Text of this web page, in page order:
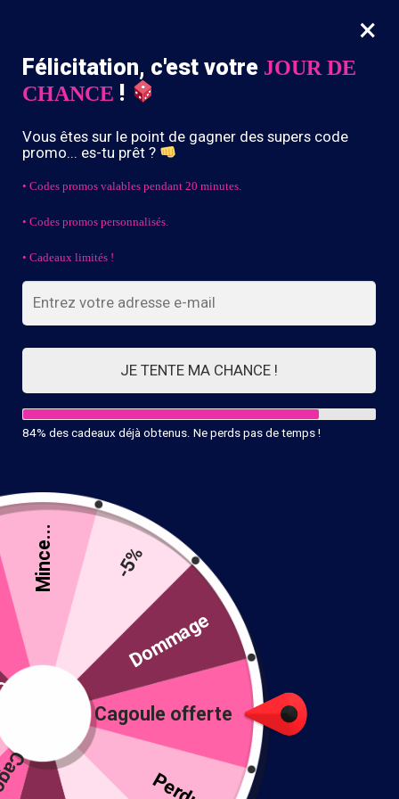
0
-10% dès 39,90€ d’achat avec le code “DRIP10”
CAGOULE MOTO
FILTRES
Affichage de 22–42 sur 69 résultats
1 2
Cagoule intégrale moto
12.90€
Ajouter au panier
12.90
×
Félicitation, c'est votre JOUR DE
CHANCE !
Vous êtes sur le point de gagner des supers code
promo... es-tu prêt ?
• Codes promos valables pendant 20 minutes.
• Codes promos personnalisés.
• Cadeaux limités !
JE TENTE MA CHANCE !
84% des cadeaux déjà obtenus. Ne perds pas de temps !
Cagoule offerte
Mince... -5%
Dommage